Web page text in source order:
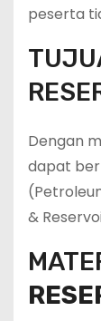
peserta
Dengan
dapat
&